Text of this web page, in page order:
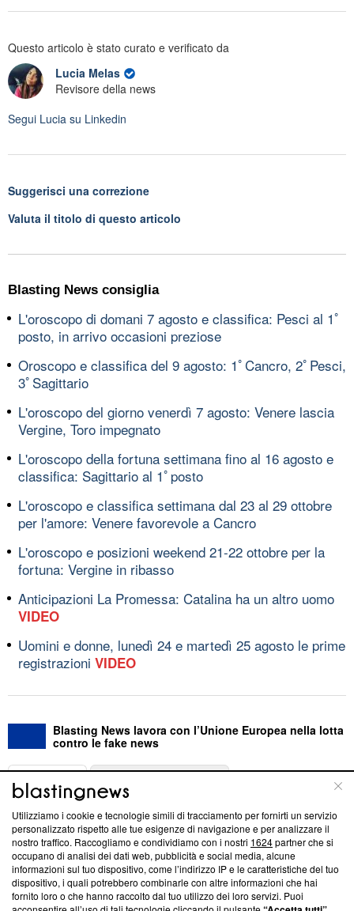
Questo articolo è stato curato e verificato da
Lucia Melas
Revisore della news
Segui Lucia su Linkedin
Suggerisci una correzione
Valuta il titolo di questo articolo
Blasting News consiglia
L'oroscopo di domani 7 agosto e classifica: Pesci al 1ﾟ
posto, in arrivo occasioni preziose
Oroscopo e classifica del 9 agosto: 1ﾟCancro, 2ﾟPesci,
3ﾟSagittario
L'oroscopo del giorno venerdì 7 agosto: Venere lascia
Vergine, Toro impegnato
L'oroscopo della fortuna settimana fino al 16 agosto e
classifica: Sagittario al 1ﾟposto
L'oroscopo e classifica settimana dal 23 al 29 ottobre
per l'amore: Venere favorevole a Cancro
L'oroscopo e posizioni weekend 21-22 ottobre per la
fortuna: Vergine in ribasso
Anticipazioni La Promessa: Catalina ha un altro uomo
VIDEO
Uomini e donne, lunedì 24 e martedì 25 agosto le prime
registrazioni VIDEO
Blasting News lavora con l’Unione Europea nella lotta
contro le fake news
ABOUT
Questa sezione offre informazioni trasparenti su Blasting
News, sui nostri processi editoriali e su come ci impegniamo a
creare news di qualità. Inoltre, afferma la nostra aderenza a
‘Trust Project - News with Integrity’Blasting News non è
ancora membro del programma, ma ha richiesto di farne
parte; Trust Project non ha ancora effettuato una verifica di
Utilizziamo i cookie e tecnologie simili di tracciamento per fornirti un servizio
personalizzato rispetto alle tue esigenze di navigazione e per analizzare il
nostro traffico. Raccogliamo e condividiamo con i nostri 1624partner che si
occupano di analisi dei dati web, pubblicità e social media, alcune
informazioni sul tuo dispositivo, come l’indirizzo IP e le caratteristiche del tuo
dispositivo, i quali potrebbero combinarle con altre informazioni che hai
fornito loro o che hanno raccolto dal tuo utilizzo dei loro servizi. Puoi